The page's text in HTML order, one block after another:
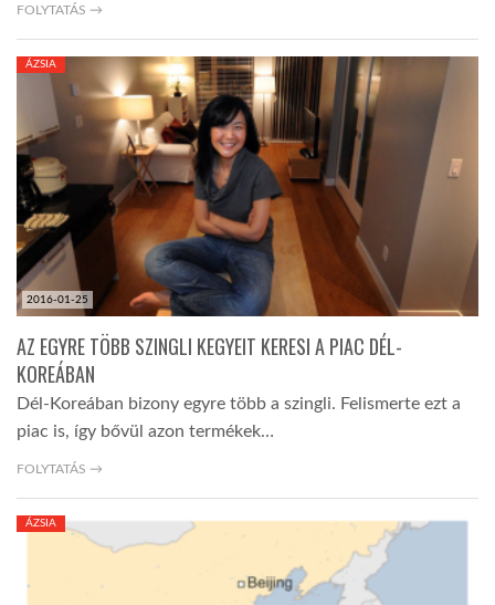
FOLYTATÁS →
2016-01-25
ÁZSIA
AZ EGYRE TÖBB SZINGLI KEGYEIT KERESI A PIAC DÉL-
KOREÁBAN
Dél-Koreában bizony egyre több a szingli. Felismerte ezt a
piac is, így bővül azon termékek…
FOLYTATÁS →
ÁZSIA